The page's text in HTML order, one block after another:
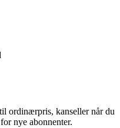
ordinærpris, kanseller når du
nye abonnenter.